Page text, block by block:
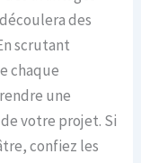
des
scrutant
chaque
une
votre projet. Si
confiez les